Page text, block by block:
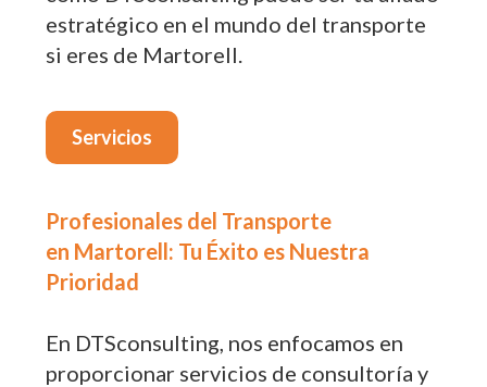
estratégico en el mundo del transporte
si eres de Martorell.
Servicios
Profesionales del Transporte
en Martorell: Tu Éxito es Nuestra
Prioridad
En DTSconsulting, nos enfocamos en
proporcionar servicios de consultoría y